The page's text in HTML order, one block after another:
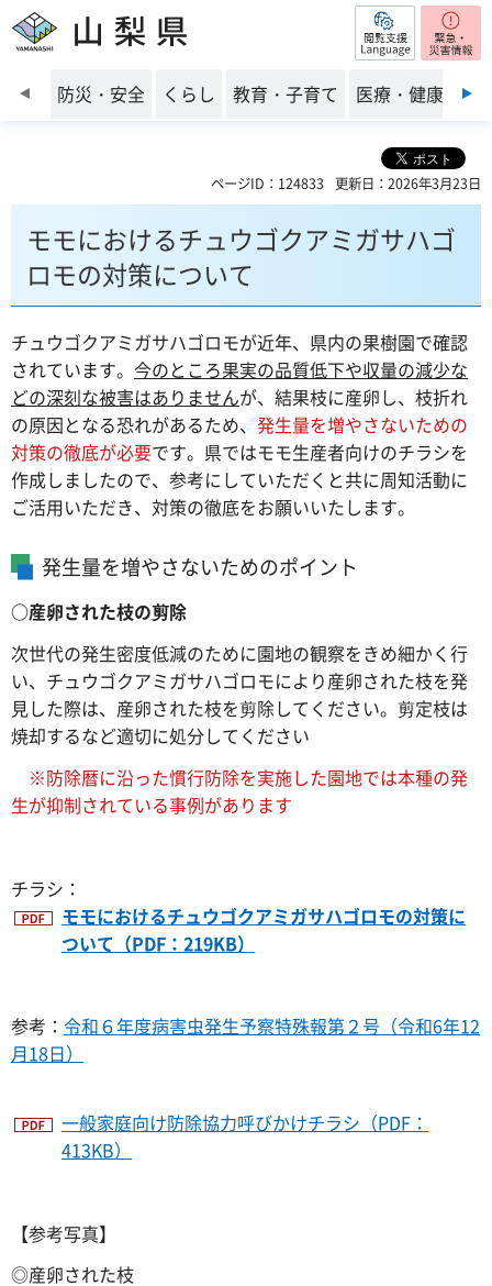
山梨県 閲覧支援
前のスライドを表示
防災・安全 くらし 教育・子育て 医療・健康・福
ページID：124833 更新日：2026年3月23日
モモにおけるチュウゴクアミガサハゴ
ロモの対策について
チュウゴクアミガサハゴロモが近年、県内の果樹園で確認
されています。 今のところ果実の品質低下や収量の減少な
どの深刻な被害はありませんが、結果枝に産卵し、枝折れ
の原因となる恐れがあるため、 発生量を増やさないための
対策の徹底が必要です。県ではモモ生産者向けのチラシを
作成しましたので、参考にしていただくと共に周知活動に
ご活用いただき、対策の徹底をお願いいたします。
発生量を増やさないためのポイント
○産卵された枝の剪除
次世代の発生密度低減のために園地の観察をきめ細かく行
い、チュウゴクアミガサハゴロモにより産卵された枝を発
見した際は、産卵された枝を剪除してください。剪定枝は
焼却するなど適切に処分してください
※防除暦に沿った慣行防除を実施した園地では本種の発
生が抑制されている事例があります
チラシ：
モモにおけるチュウゴクアミガサハゴロモの対策に
ついて（PDF：219KB）
参考： 令和６年度病害虫発生予察特殊報第２号（令和6年12
月18日）
一般家庭向け防除協力呼びかけチラシ（PDF：
413KB）
【参考写真】
◎産卵された枝